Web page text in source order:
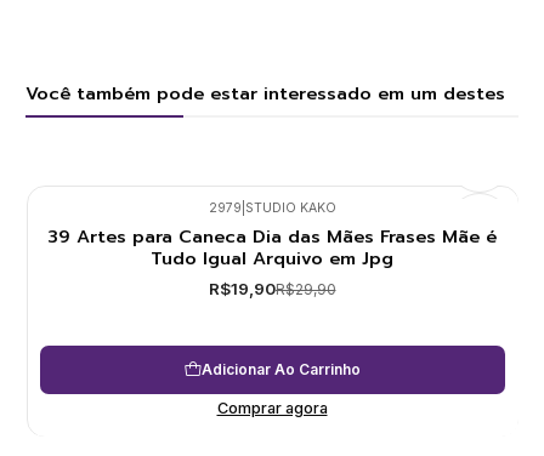
Você também pode estar interessado em um destes
-33%
2979 STUDIO KAKO
39 Artes para Caneca Dia das Mães Frases Mãe é
Tudo Igual Arquivo em Jpg
R$19,90R$29,90
Adicionar Ao Carrinho
Comprar agora